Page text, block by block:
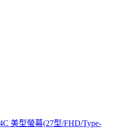
美型螢幕(27型/FHD/Type-